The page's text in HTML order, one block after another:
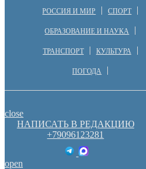
РОССИЯ И МИР СПОРТ
ОБРАЗОВАНИЕ И НАУКА
ТРАНСПОРТ КУЛЬТУРА
ПОГОДА
close
НАПИСАТЬ В РЕДАКЦИЮ
+79096123281
open